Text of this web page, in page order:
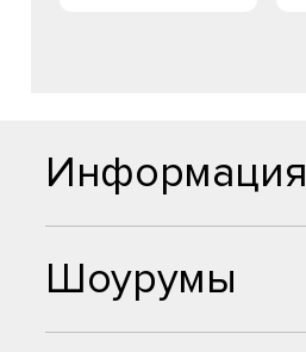
Шоурумы
Информация